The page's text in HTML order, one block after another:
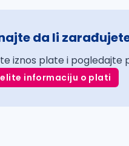
da li
iznos plate i pogledajte
informaciju o plati